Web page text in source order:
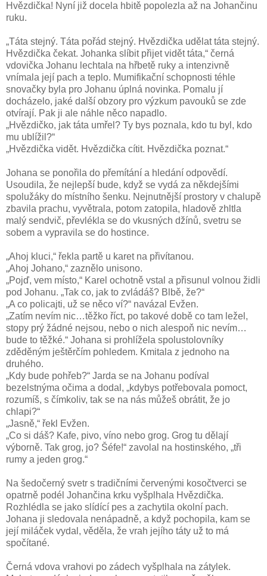
Hvězdička! Nyní již docela hbitě popolezla až na Johančinu
ruku.
„Táta stejný. Táta pořád stejný. Hvězdička udělat táta stejný.
Hvězdička čekat. Johanka slíbit přijet vidět táta,“ černá
vdovička Johanu lechtala na hřbetě ruky a intenzivně
vnímala její pach a teplo. Mumifikační schopnosti téhle
snovačky byla pro Johanu úplná novinka. Pomalu jí
docházelo, jaké další obzory pro výzkum pavouků se zde
otvírají. Pak ji ale náhle něco napadlo.
„Hvězdičko, jak táta umřel? Ty bys poznala, kdo tu byl, kdo
mu ublížil?“
„Hvězdička vidět. Hvězdička cítit. Hvězdička poznat.“
Johana se ponořila do přemítání a hledání odpovědí.
Usoudila, že nejlepší bude, když se vydá za někdejšími
spolužáky do místního šenku. Nejnutnější prostory v chalupě
zbavila prachu, vyvětrala, potom zatopila, hladově zhltla
malý sendvič, převlékla se do vkusných džínů, svetru se
sobem a vypravila se do hostince.
„Ahoj kluci,“ řekla partě u karet na přivítanou.
„Ahoj Johano,“ zaznělo unisono.
„Pojď, vem místo,“ Karel ochotně vstal a přisunul volnou židli
pod Johanu. „Tak co, jak to zvládáš? Blbě, že?“
„A co policajti, už se něco ví?“ navázal Evžen.
„Zatím nevím nic…těžko říct, po takové době co tam ležel,
stopy prý žádné nejsou, nebo o nich alespoň nic nevím…
bude to těžké.“ Johana si prohlížela spolustolovníky
zděděným ještěrčím pohledem. Kmitala z jednoho na
druhého.
„Kdy bude pohřeb?“ Jarda se na Johanu podíval
bezelstnýma očima a dodal, „kdybys potřebovala pomoct,
rozumíš, s čímkoliv, tak se na nás můžeš obrátit, že jo
chlapi?“
„Jasně,“ řekl Evžen.
„Co si dáš? Kafe, pivo, víno nebo grog. Grog tu dělají
výborně. Tak grog, jo? Šéfe!“ zavolal na hostinského, „tři
rumy a jeden grog.“
Na šedočerný svetr s tradičními červenými kosočtverci se
opatrně podél Johančina krku vyšplhala Hvězdička.
Rozhlédla se jako slídící pes a zachytila okolní pach.
Johana ji sledovala nenápadně, a když pochopila, kam se
její miláček vydal, věděla, že vrah jejího táty už to má
spočítané.
Černá vdova vrahovi po zádech vyšplhala na zátylek.